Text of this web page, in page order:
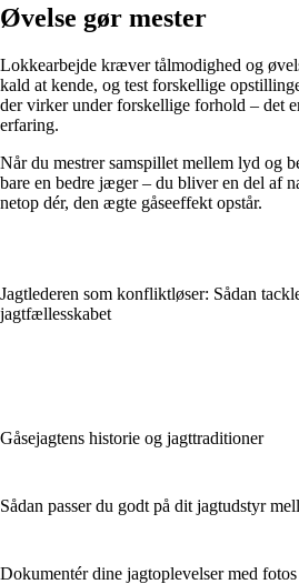
Øvelse gør mester
Lokkearbejde kræver tålmodighed og
kald at kende, og test forskellige
der virker under forskellige forhold – det
erfaring.
Når du mestrer samspillet mellem lyd og
bare en bedre jæger – du bliver en del af
netop dér, den ægte gåseeffekt opstår.
Jagtlederen som konfliktløser: Sådan
jagtfællesskabet
Gåsejagtens historie og jagttraditioner
Sådan passer du godt på dit jagtudstyr
Dokumentér dine jagtoplevelser med